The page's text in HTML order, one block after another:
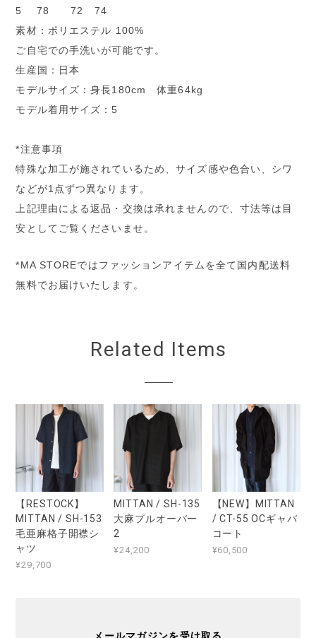
5 78 72 74
素材：ポリエステル 100%
ご自宅での手洗いが可能です。
生産国：日本
モデルサイズ：身長180cm 体重64kg
モデル着用サイズ：5
*注意事項
特殊な加工が施されているため、サイズ感や色合い、シワ
などが1点ずつ異なります。
上記理由による返品・交換は承れませんので、寸法等は目
安としてご覧くださいませ。
*MA STOREではファッションアイテムを全て国内配送料
無料でお届けいたします。
Related Items
【RESTOCK】
MITTAN / SH-153
毛亜麻格子開襟シ
ャツ
¥29,700
MITTAN / SH-135
大麻プルオーバー
2
¥24,200
【NEW】MITTAN
/ CT-55 OCギャバ
コート
¥60,500